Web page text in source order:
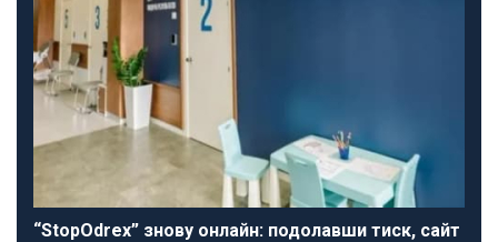
“StopOdrex” знову онлайн: подолавши тиск, сайт